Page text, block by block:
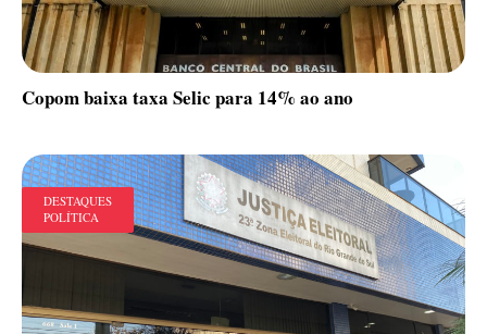
Copom baixa taxa Selic para 14% ao ano
DESTAQUES
POLÍTICA